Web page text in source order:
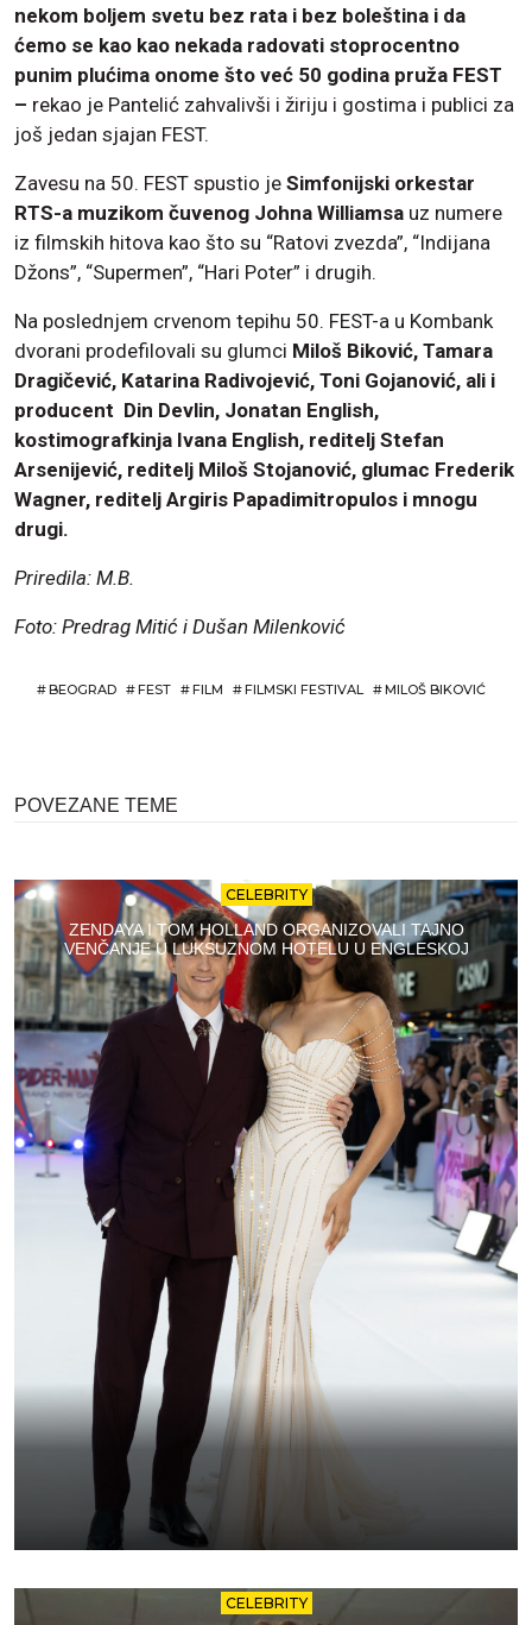
nekom boljem svetu bez rata i bez boleština i da
ćemo se kao kao nekada radovati stoprocentno
punim plućima onome što već 50 godina pruža FEST
– rekao je Pantelić zahvalivši i žiriju i gostima i publici za
još jedan sjajan FEST.
Zavesu na 50. FEST spustio je Simfonijski orkestar
RTS-a muzikom čuvenog Johna Williamsa uz numere
iz filmskih hitova kao što su “Ratovi zvezda”, “Indijana
Džons”, “Supermen”, “Hari Poter” i drugih.
Na poslednjem crvenom tepihu 50. FEST-a u Kombank
dvorani prodefilovali su glumci Miloš Biković, Tamara
Dragičević, Katarina Radivojević, Toni Gojanović, ali i
producent Din Devlin, Jonatan English,
kostimografkinja Ivana English, reditelj Stefan
Arsenijević, reditelj Miloš Stojanović, glumac Frederik
Wagner, reditelj Argiris Papadimitropulos i mnogu
drugi.
Priredila: M.B.
Foto: Predrag Mitić i Dušan Milenković
#BEOGRAD #FEST #FILM #FILMSKI FESTIVAL #MILOŠ BIKOVIĆ
POVEZANE TEME
CELEBRITY
ZENDAYA I TOM HOLLAND ORGANIZOVALI TAJNO
VENČANJE U LUKSUZNOM HOTELU U ENGLESKOJ
CELEBRITY